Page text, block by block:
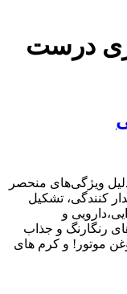
درست
دلیل ویژگی‌های منحصر
کنندگی، تشکیل
و
رنگارنگ و جذاب
موتور! و کرم های